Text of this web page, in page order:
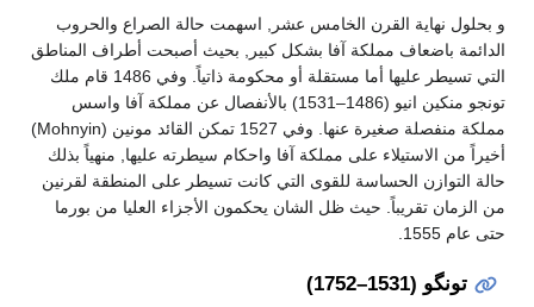
و بحلول نهاية القرن الخامس عشر, اسهمت حالة الصراع والحروب
الدائمة باضعاف مملكة آفا بشكل كبير, بحيث أصبحت أطراف المناطق
التي تسيطر عليها أما مستقلة أو محكومة ذاتياً. وفي 1486 قام ملك
تونجو منكين انيو (1486–1531) بالأنفصال عن مملكة آفا واسس
مملكة منفصلة صغيرة عنها. وفي 1527 تمكن القائد مونين (Mohnyin)
أخيراً من الاستيلاء على مملكة آفا واحكام سيطرته عليها, منهياً بذلك
حالة التوازن الحساسة للقوى التي كانت تسيطر على المنطقة لقرنين
من الزمان تقريباً. حيث ظل الشان يحكمون الأجزاء العليا من بورما
حتى عام 1555.
تونگو (1531–1752)